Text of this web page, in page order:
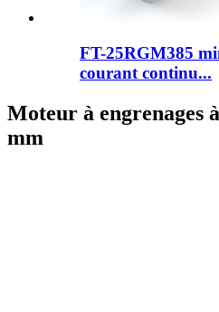
FT-25RGM385
courant continu...
Moteur à engrenages
mm